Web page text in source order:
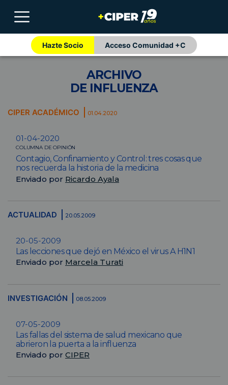
Hazte Socio Acceso Comunidad +C
ARCHIVO
DE INFLUENZA
CIPER ACADÉMICO 01.04.2020
01-04-2020
COLUMNA DE OPINIÓN
Contagio, Confinamiento y Control: tres cosas que
nos recuerda la historia de la medicina
Enviado por Ricardo Ayala
ACTUALIDAD 20.05.2009
20-05-2009
Las lecciones que dejó en México el virus A H1N1
Enviado por Marcela Turati
INVESTIGACIÓN 08.05.2009
07-05-2009
Las fallas del sistema de salud mexicano que
abrieron la puerta a la influenza
Enviado por CIPER